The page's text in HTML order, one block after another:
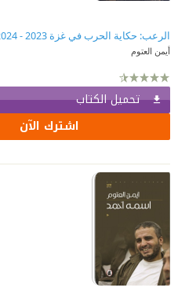
الرعب: حكاية الحرب في غزة 2023 - 2024
أيمن العتوم
تحميل الكتاب
اشترك الآن